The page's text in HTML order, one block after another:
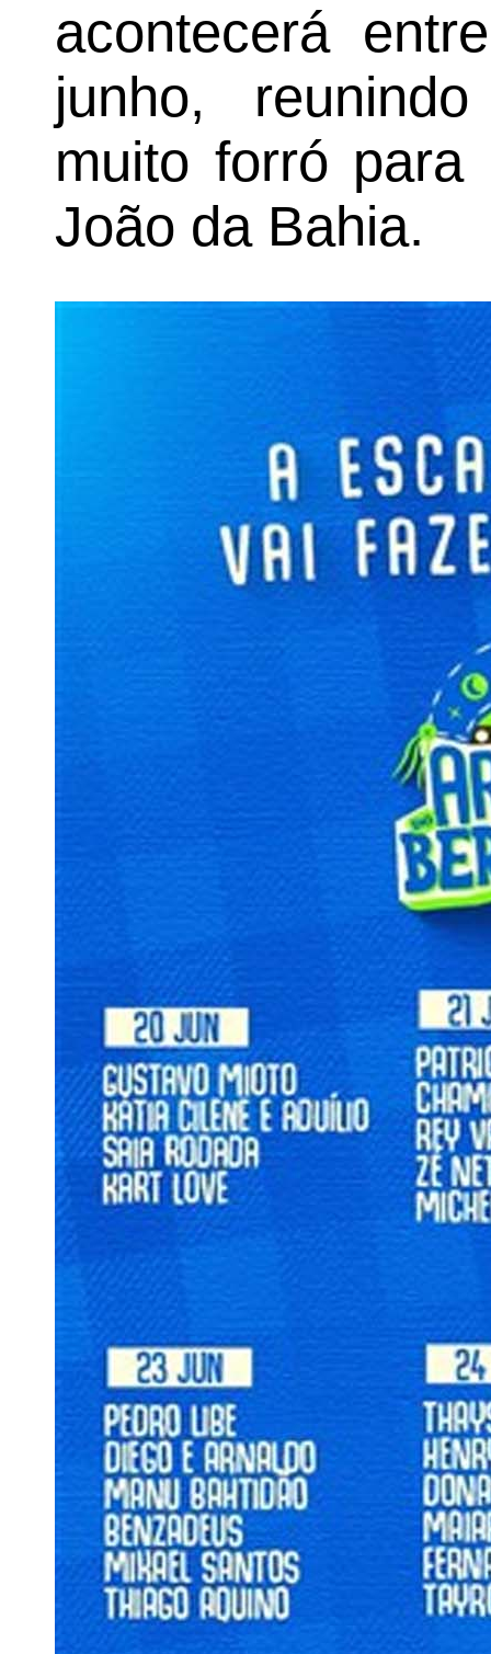
acontecerá
junho,
muito forró
João da Bahia.